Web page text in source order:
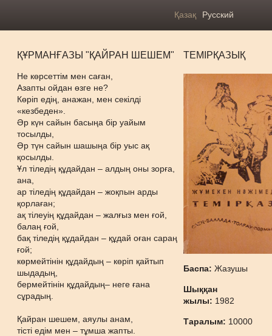
Қазақ Русский
ҚҰРМАНҒАЗЫ "ҚАЙРАН ШЕШЕМ"
Не көрсеттім мен саған,
Азапты ойдан өзге не?
Көріп едің, анажан, мен секілді
«кезбеден».
Әр күн сайын басыңа бір уайым
тосылды,
Әр түн сайын шашыңа бір уыс ақ
қосылды.
Ұл тіледің құдайдан – алдың оны зорға,
ана,
ар тіледің құдайдан – жоқпын арды
қорлаған;
ақ тілеуің құдайдан – жалғыз мен ғой,
балаң ғой,
бақ тіледің құдайдан – құдай оған сараң
ғой;
көрмейтінін құдайдың – көріп қайтып
шыдадың,
бермейтінін құдайдың– неге ғана
сұрадың.
Қайран шешем, аяулы анам,
тісті едім мен – тұмша жапты.
ТЕМІРҚАЗЫҚ
Баспа:Жазушы
Шыққан
жылы: 1982
Таралым: 10000